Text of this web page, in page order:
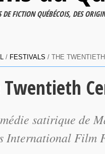
DE FICTION QUÉBÉCOIS, DES
/ FESTIVALS / THE
Twentieth
satirique de
International Film